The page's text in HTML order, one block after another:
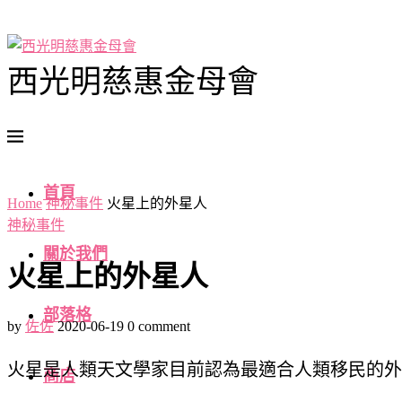
西光明慈惠金母會
首頁
關於我們
部落格
商店
Home 神秘事件 火星上的外星人
神秘事件
火星上的外星人
by 佐佐 2020-06-19 0 comment
火星是人類天文學家目前認為最適合人類移民的